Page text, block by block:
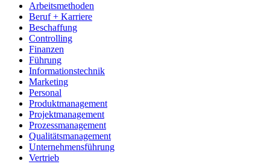
Arbeitsmethoden
Beruf + Karriere
Beschaffung
Controlling
Finanzen
Führung
Informationstechnik
Marketing
Personal
Produktmanagement
Projektmanagement
Prozessmanagement
Qualitätsmanagement
Unternehmensführung
Vertrieb